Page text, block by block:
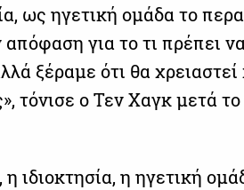
ως ηγετική ομάδα το
για το τι πρέπει
ξέραμε ότι θα χρειαστεί
τόνισε ο Τεν Χαγκ μετά
ιδιοκτησία, η ηγετική